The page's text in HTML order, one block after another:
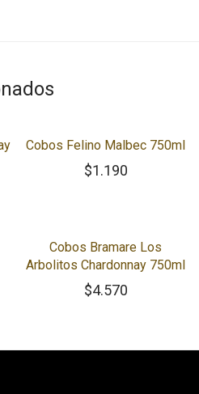
Cobos Felino Malbec 750ml
$1.190
Cobos Bramare Los
Arbolitos Chardonnay 750ml
$4.570